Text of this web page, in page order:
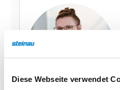
Diese Webseite verwendet